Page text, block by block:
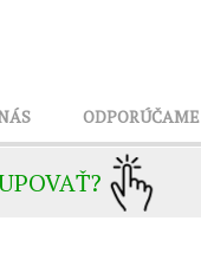
ODPORÚČAME